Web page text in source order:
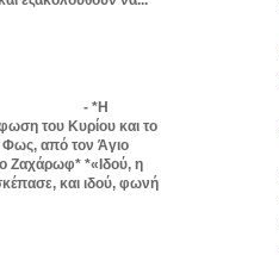
Ζαχάρωφ!-*Η
του Κυρίου και το
από τον Άγιο
Ζαχάρωφ* *«Ιδού, η
και ιδού, φωνή